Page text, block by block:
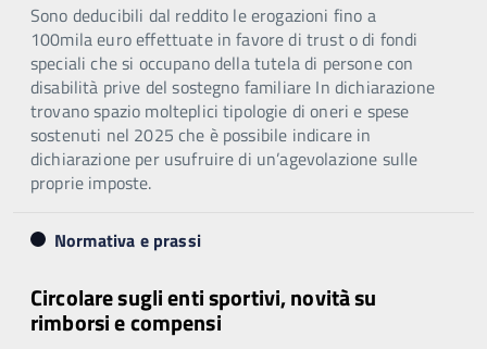
Sono deducibili dal reddito le erogazioni fino a
100mila euro effettuate in favore di trust o di fondi
speciali che si occupano della tutela di persone con
disabilità prive del sostegno familiare In dichiarazione
trovano spazio molteplici tipologie di oneri e spese
sostenuti nel 2025 che è possibile indicare in
dichiarazione per usufruire di un’agevolazione sulle
proprie imposte.
Normativa e prassi
Circolare sugli enti sportivi, novità su
rimborsi e compensi